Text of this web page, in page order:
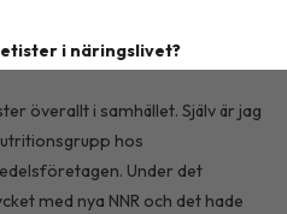
i näringslivet?
överallt i samhället. Själv är jag
hos
Under det
med nya NNR och det hade